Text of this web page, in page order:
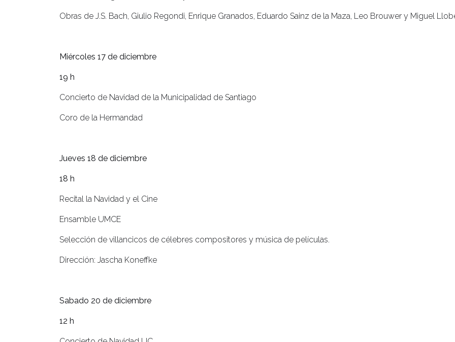
Obras de J.S. Bach, Giulio Regondi, Enrique Granados, Eduardo Sainz de la Maza, Leo Brouwer y Miguel
Miércoles 17 de diciembre
19 h
Concierto de Navidad de la Municipalidad de Santiago
Coro de la Hermandad
Jueves 18 de diciembre
18 h
Recital la Navidad y el Cine
Ensamble UMCE
Selección de villancicos de célebres compositores y música de películas.
Dirección: Jascha Koneffke
Sabado 20 de diciembre
12 h